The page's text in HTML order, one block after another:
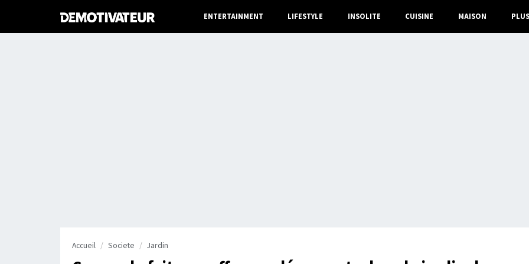
ENTERTAINMENT LIFESTYLE INSOLITE CUISINE MAISON PLUS
Accueil Societe Jardin